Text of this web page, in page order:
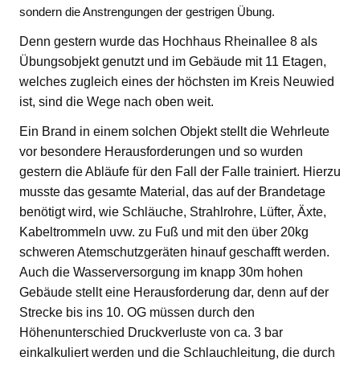
sondern die Anstrengungen der gestrigen Übung.
Denn gestern wurde das Hochhaus Rheinallee 8 als
Übungsobjekt genutzt und im Gebäude mit 11 Etagen,
welches zugleich eines der höchsten im Kreis Neuwied
ist, sind die Wege nach oben weit.
Ein Brand in einem solchen Objekt stellt die Wehrleute
vor besondere Herausforderungen und so wurden
gestern die Abläufe für den Fall der Falle trainiert. Hierzu
musste das gesamte Material, das auf der Brandetage
benötigt wird, wie Schläuche, Strahlrohre, Lüfter, Äxte,
Kabeltrommeln uvw. zu Fuß und mit den über 20kg
schweren Atemschutzgeräten hinauf geschafft werden.
Auch die Wasserversorgung im knapp 30m hohen
Gebäude stellt eine Herausforderung dar, denn auf der
Strecke bis ins 10. OG müssen durch den
Höhenunterschied Druckverluste von ca. 3 bar
einkalkuliert werden und die Schlauchleitung, die durch